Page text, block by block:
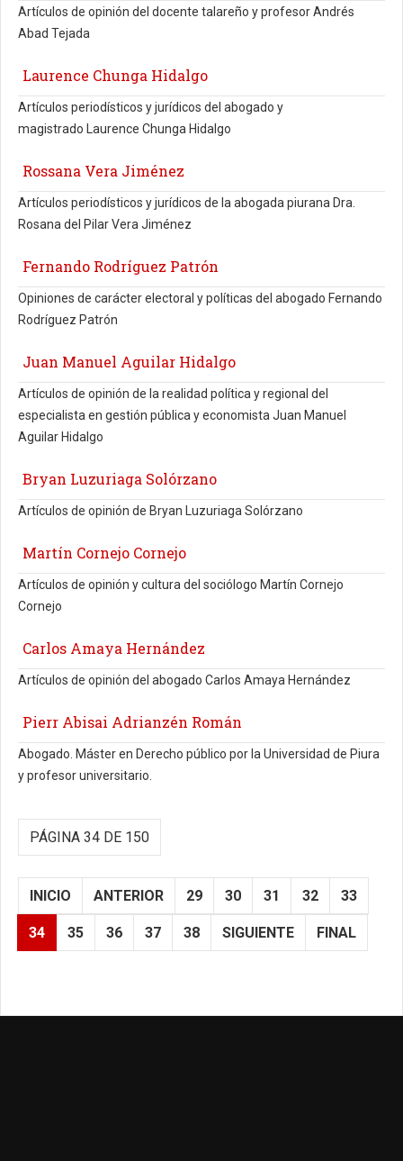
Artículos de opinión del docente talareño y profesor Andrés
Abad Tejada
Laurence Chunga Hidalgo
Artículos periodísticos y jurídicos del abogado y
magistrado Laurence Chunga Hidalgo
Rossana Vera Jiménez
Artículos periodísticos y jurídicos de la abogada piurana Dra.
Rosana del Pilar Vera Jiménez
Fernando Rodríguez Patrón
Opiniones de carácter electoral y políticas del abogado Fernando
Rodríguez Patrón
Juan Manuel Aguilar Hidalgo
Artículos de opinión de la realidad política y regional del
especialista en gestión pública y economista Juan Manuel
Aguilar Hidalgo
Bryan Luzuriaga Solórzano
Artículos de opinión de Bryan Luzuriaga Solórzano
Martín Cornejo Cornejo
Artículos de opinión y cultura del sociólogo Martín Cornejo
Cornejo
Carlos Amaya Hernández
Artículos de opinión del abogado Carlos Amaya Hernández
Pierr Abisai Adrianzén Román
Abogado. Máster en Derecho público por la Universidad de Piura
y profesor universitario.
PÁGINA 34 DE 150
INICIO ANTERIOR 29 30 31 32 33
34 35 36 37 38 SIGUIENTE FINAL